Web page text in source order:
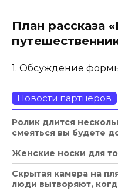
План рассказа
1. Обсуждение
Новости партнеров
Ролик длится
смеяться вы будете
Женские носки для
Скрытая камера на
люди вытворяют,